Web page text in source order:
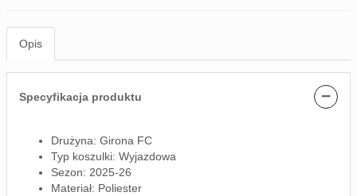
Opis
Specyfikacja produktu −
Drużyna: Girona FC
Typ koszulki: Wyjazdowa
Sezon: 2025-26
Materiał: Poliester